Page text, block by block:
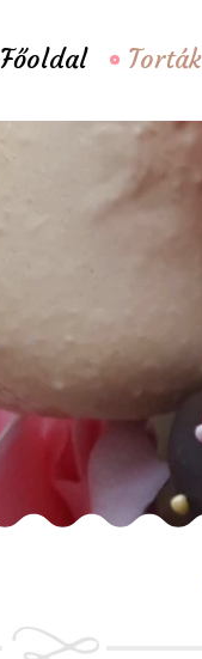
Főoldal Torták